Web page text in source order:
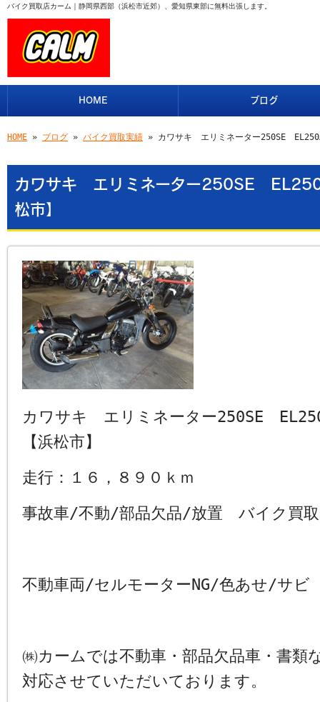
バイク買取店カーム｜静岡県西部（浜松市近郊）、愛知県東部に無料出張します。
HOME ブログ
HOME » ブログ » バイク買取実績 » カワサキ エリミネーター250SE
カワサキ エリミネーター250SE
松市】
カワサキ エリミネーター250SE
【浜松市】
走行：１６，８９０ｋｍ
事故車/不動/部品欠品/放置 バイク買
不動車両/セルモーターNG/色あせ/サ
㈱カームでは不動車・部品欠品車・書類
対応させていただいております。